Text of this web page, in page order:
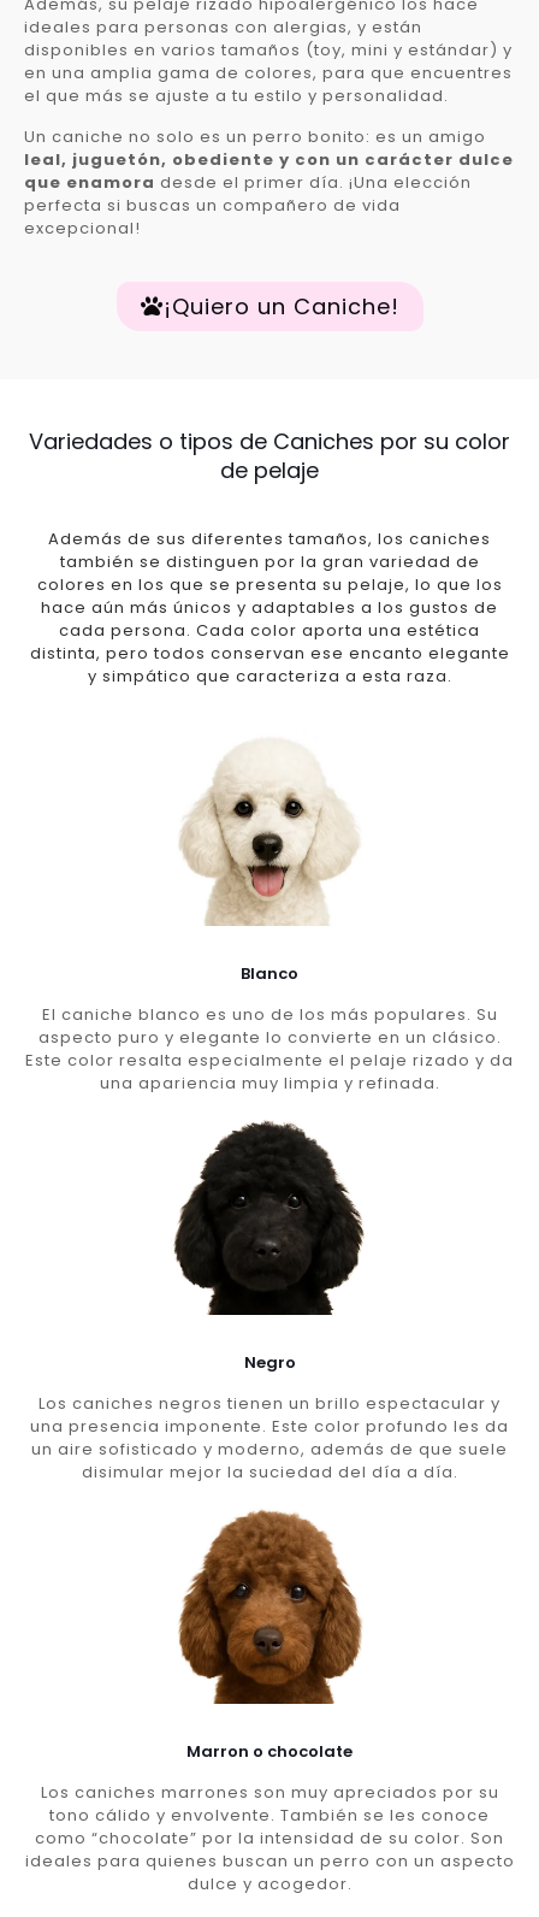
ideales para personas con alergias, y están
disponibles en varios tamaños (toy, mini y estándar) y
en una amplia gama de colores, para que encuentres
el que más se ajuste a tu estilo y personalidad.
Un caniche no solo es un perro bonito: es un amigo
leal, juguetón, obediente y con un carácter dulce
que enamora desde el primer día. ¡Una elección
perfecta si buscas un compañero de vida
excepcional!
¡Quiero un Caniche!
Variedades o tipos de Caniches por su color
de pelaje
Además de sus diferentes tamaños, los caniches
también se distinguen por la gran variedad de
colores en los que se presenta su pelaje, lo que los
hace aún más únicos y adaptables a los gustos de
cada persona. Cada color aporta una estética
distinta, pero todos conservan ese encanto elegante
y simpático que caracteriza a esta raza.
Blanco
El caniche blanco es uno de los más populares. Su
aspecto puro y elegante lo convierte en un clásico.
Este color resalta especialmente el pelaje rizado y da
una apariencia muy limpia y refinada.
Negro
Los caniches negros tienen un brillo espectacular y
una presencia imponente. Este color profundo les da
un aire sofisticado y moderno, además de que suele
disimular mejor la suciedad del día a día.
Marron o chocolate
Los caniches marrones son muy apreciados por su
tono cálido y envolvente. También se les conoce
como “chocolate” por la intensidad de su color. Son
ideales para quienes buscan un perro con un aspecto
dulce y acogedor.